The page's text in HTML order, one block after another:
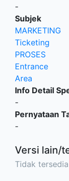
-
Subjek
MARKETING
Ticketing
PROSES
Entrance
Area
Info Detail
-
Pernyataan
-
Versi lain/
Tidak